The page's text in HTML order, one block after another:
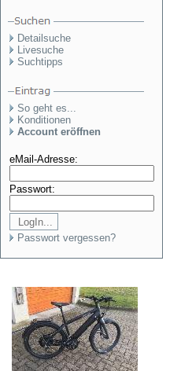
Detailsuche
Livesuche
Suchtipps
So geht es...
Konditionen
Account eröffnen
eMail-Adresse:
Passwort:
Passwort vergessen?